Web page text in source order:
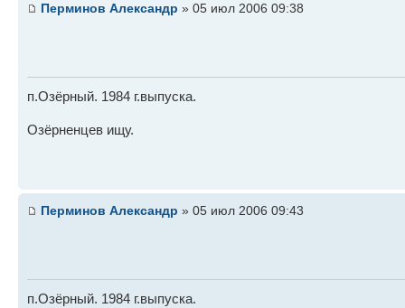
Перминов Александр » 05 июл 2006 09:38
п.Озёрный. 1984 г.выпуска.
Озёрненцев ищу.
Перминов Александр » 05 июл 2006 09:43
п.Озёрный. 1984 г.выпуска.